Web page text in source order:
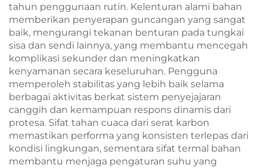
tahun penggunaan rutin. Kelenturan alami bahan
memberikan penyerapan guncangan yang sangat
baik, mengurangi tekanan benturan pada tungkai
sisa dan sendi lainnya, yang membantu mencegah
komplikasi sekunder dan meningkatkan
kenyamanan secara keseluruhan. Pengguna
memperoleh stabilitas yang lebih baik selama
berbagai aktivitas berkat sistem penyejajaran
canggih dan kemampuan respons dinamis dari
protesa. Sifat tahan cuaca dari serat karbon
memastikan performa yang konsisten terlepas dari
kondisi lingkungan, sementara sifat termal bahan
membantu menjaga pengaturan suhu yang